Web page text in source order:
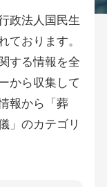
政法人国民生
ております。
する情報を全
から収集して
報から「葬
」のカテゴリ